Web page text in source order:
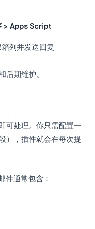
> Apps Script
列并发送回复
后期维护。
可处理。你只需配置一
），插件就会在每次提
件通常包含：